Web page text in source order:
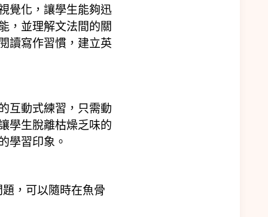
覺化，讓學生能夠迅
，並理解文法間的關
讀寫作習慣，建立英
互動式練習，只需動
學生脫離枯燥乏味的
學習印象。
，可以隨時在魚骨